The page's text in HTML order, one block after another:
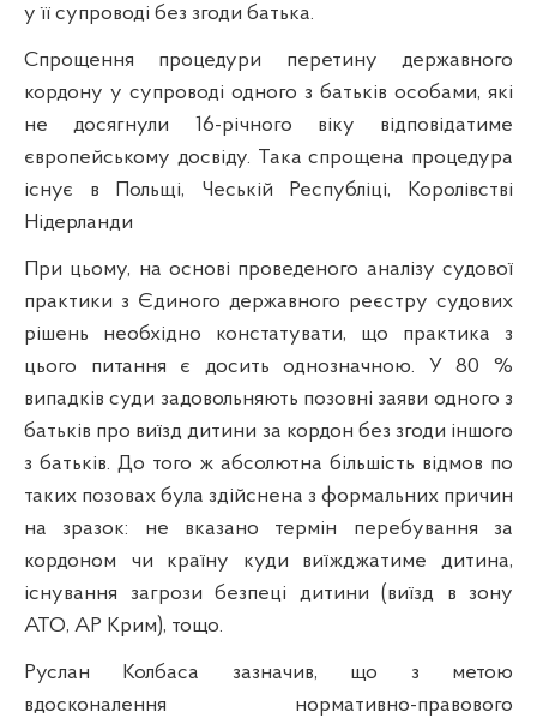
у її супроводі без згоди батька.
Спрощення процедури перетину державного
кордону у супроводі одного з батьків особами, які
не досягнули 16-річного віку відповідатиме
європейському досвіду. Така спрощена процедура
існує в Польщі, Чеській Республіці, Королівстві
Нідерланди
При цьому, на основі проведеного аналізу судової
практики з Єдиного державного реєстру судових
рішень необхідно констатувати, що практика з
цього питання є досить однозначною. У 80 %
випадків суди задовольняють позовні заяви одного з
батьків про виїзд дитини за кордон без згоди іншого
з батьків. До того ж абсолютна більшість відмов по
таких позовах була здійснена з формальних причин
на зразок: не вказано термін перебування за
кордоном чи країну куди виїжджатиме дитина,
існування загрози безпеці дитини (виїзд в зону
АТО, АР Крим), тощо.
Руслан Колбаса зазначив, що з метою
вдосконалення нормативно-правового